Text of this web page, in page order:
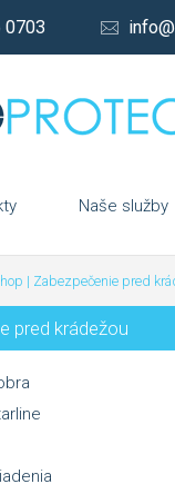
0703
Naše služby
| Zabezpečenie pred
pred krádežou